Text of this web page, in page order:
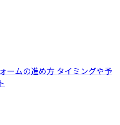
ームの進め方 タイミングや予